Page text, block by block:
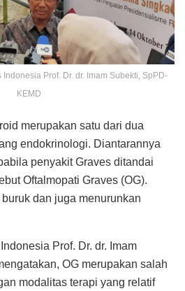
Prof. Dr. dr. Imam Subekti, SpPD-
KEMD
merupakan satu dari dua
endokrinologi. Diantarannya
penyakit Graves ditandai
Oftalmopati Graves (OG).
dan juga menurunkan
Prof. Dr. dr. Imam
OG merupakan salah
modalitas terapi yang relatif